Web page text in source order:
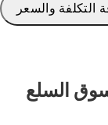
التكلفة والسعر
السلع